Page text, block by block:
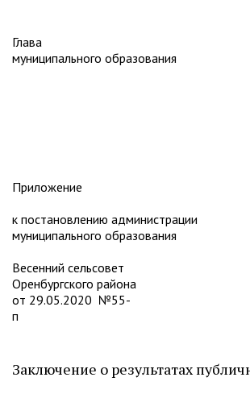
Глава
муниципального образования
Приложение
к постановлению администрации
муниципального образования
Весенний сельсовет
Оренбургского
от 29.05.2020 №55-
п
Заключение о результатах